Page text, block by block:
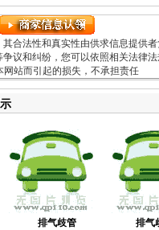
合法性和真实性由供求信息提供
议和纠纷，您可以依照相关法律
站而引起的损失，不承担责任
排气歧管
排气